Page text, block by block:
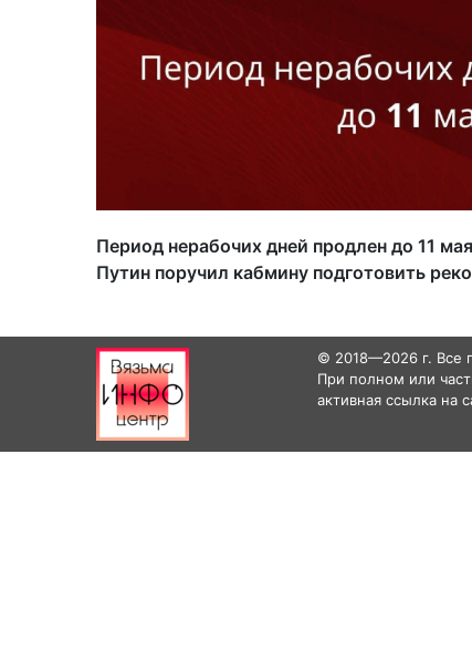
Период нерабочих дней продлен до 11
Путин поручил кабмину подготовить
© 2018—2026 г. Все
При полном или
активная ссылка на